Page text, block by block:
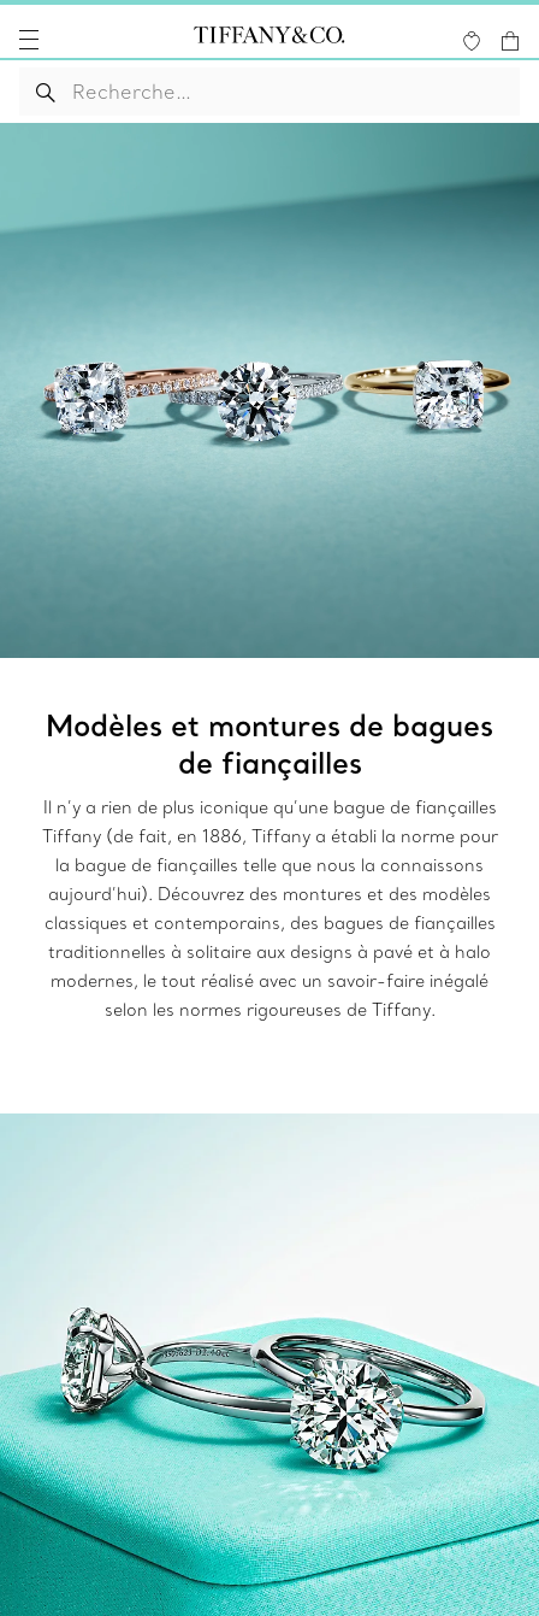
Modèles et montures de bagues
de fiançailles
Il n’y a rien de plus iconique qu’une bague de fiançailles
Tiffany (de fait, en 1886, Tiffany a établi la norme pour
la bague de fiançailles telle que nous la connaissons
aujourd’hui). Découvrez des montures et des modèles
classiques et contemporains, des bagues de fiançailles
traditionnelles à solitaire aux designs à pavé et à halo
modernes, le tout réalisé avec un savoir-faire inégalé
selon les normes rigoureuses de Tiffany.